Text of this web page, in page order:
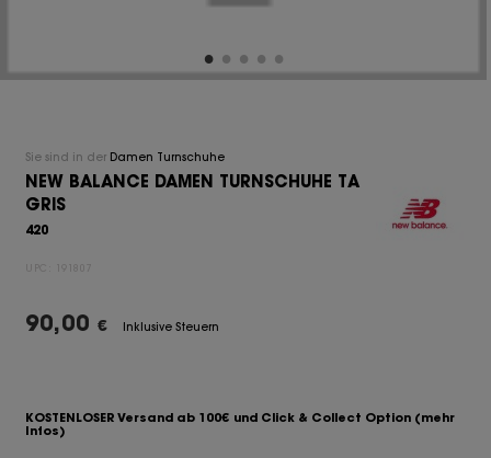
Sie sind in der Damen Turnschuhe
NEW BALANCE DAMEN TURNSCHUHE TA
GRIS
420
UPC: 191807
90,00 € Inklusive Steuern
KOSTENLOSER Versand ab 100€ und Click & Collect Option (mehr
Infos)